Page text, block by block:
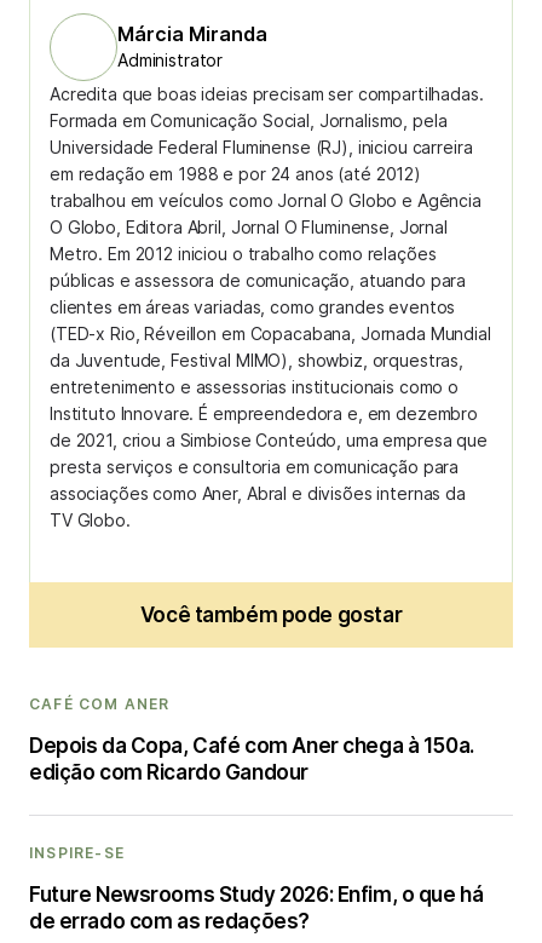
Márcia Miranda
Administrator
Acredita que boas ideias precisam ser compartilhadas.
Formada em Comunicação Social, Jornalismo, pela
Universidade Federal Fluminense (RJ), iniciou carreira
em redação em 1988 e por 24 anos (até 2012)
trabalhou em veículos como Jornal O Globo e Agência
O Globo, Editora Abril, Jornal O Fluminense, Jornal
Metro. Em 2012 iniciou o trabalho como relações
públicas e assessora de comunicação, atuando para
clientes em áreas variadas, como grandes eventos
(TED-x Rio, Réveillon em Copacabana, Jornada Mundial
da Juventude, Festival MIMO), showbiz, orquestras,
entretenimento e assessorias institucionais como o
Instituto Innovare. É empreendedora e, em dezembro
de 2021, criou a Simbiose Conteúdo, uma empresa que
presta serviços e consultoria em comunicação para
associações como Aner, Abral e divisões internas da
TV Globo.
Você também pode gostar
CAFÉ COM ANER
Depois da Copa, Café com Aner chega à 150a.
edição com Ricardo Gandour
INSPIRE-SE
Future Newsrooms Study 2026: Enfim, o que há
de errado com as redações?